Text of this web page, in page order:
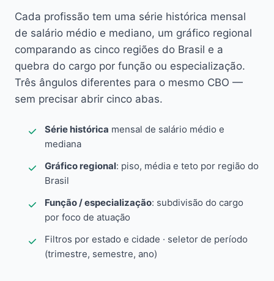
Cada profissão tem uma série histórica mensal
de salário médio e mediano, um gráfico regional
comparando as cinco regiões do Brasil e a
quebra do cargo por função ou especialização.
Três ângulos diferentes para o mesmo CBO —
sem precisar abrir cinco abas.
Série histórica mensal de salário médio e
mediana
Gráfico regional: piso, média e teto por região do
Brasil
Função / especialização: subdivisão do cargo
por foco de atuação
Filtros por estado e cidade · seletor de período
(trimestre, semestre, ano)